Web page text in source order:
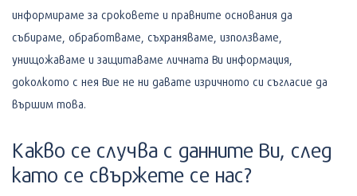
информираме за сроковете и правните основания да
събираме, обработваме, съхраняваме, използваме,
унищожаваме и защитаваме личната Ви информация,
доколкото с нея Вие не ни давате изричното си съгласие да
вършим това.
Какво се случва с данните Ви, след
като се свържете се нас?